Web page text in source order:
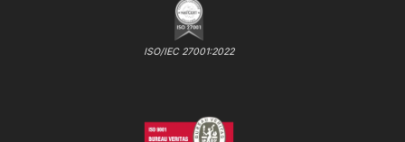
ISO/IEC 27001:2022